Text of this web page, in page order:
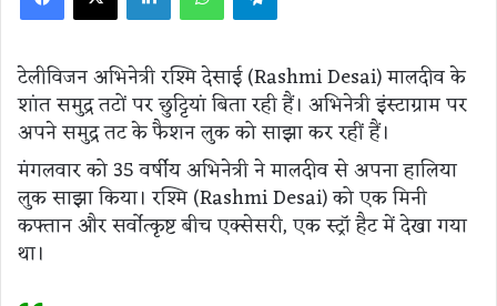
टेलीविजन अभिनेत्री रश्मि देसाई (Rashmi Desai) मालदीव के
शांत समुद्र तटों पर छुट्टियां बिता रही हैं। अभिनेत्री इंस्टाग्राम पर
अपने समुद्र तट के फैशन लुक को साझा कर रहीं हैं।
मंगलवार को 35 वर्षीय अभिनेत्री ने मालदीव से अपना हालिया
लुक साझा किया। रश्मि (Rashmi Desai) को एक मिनी
कफ्तान और सर्वोत्कृष्ट बीच एक्सेसरी, एक स्ट्रॉ हैट में देखा गया
था।